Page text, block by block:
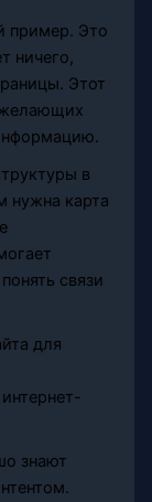
пример. Это
ничего,
Этот
желающих
в
нужна карта
связи
для
знают